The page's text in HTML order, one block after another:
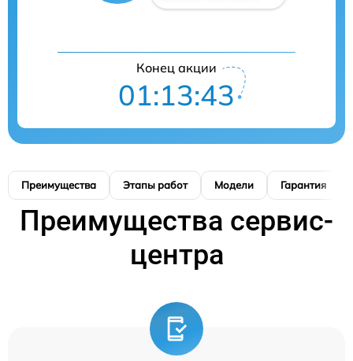
Конец акции
01:13:42
Преимущества Этапы работ Модели Гарантия
Преимущества сервис-
центра